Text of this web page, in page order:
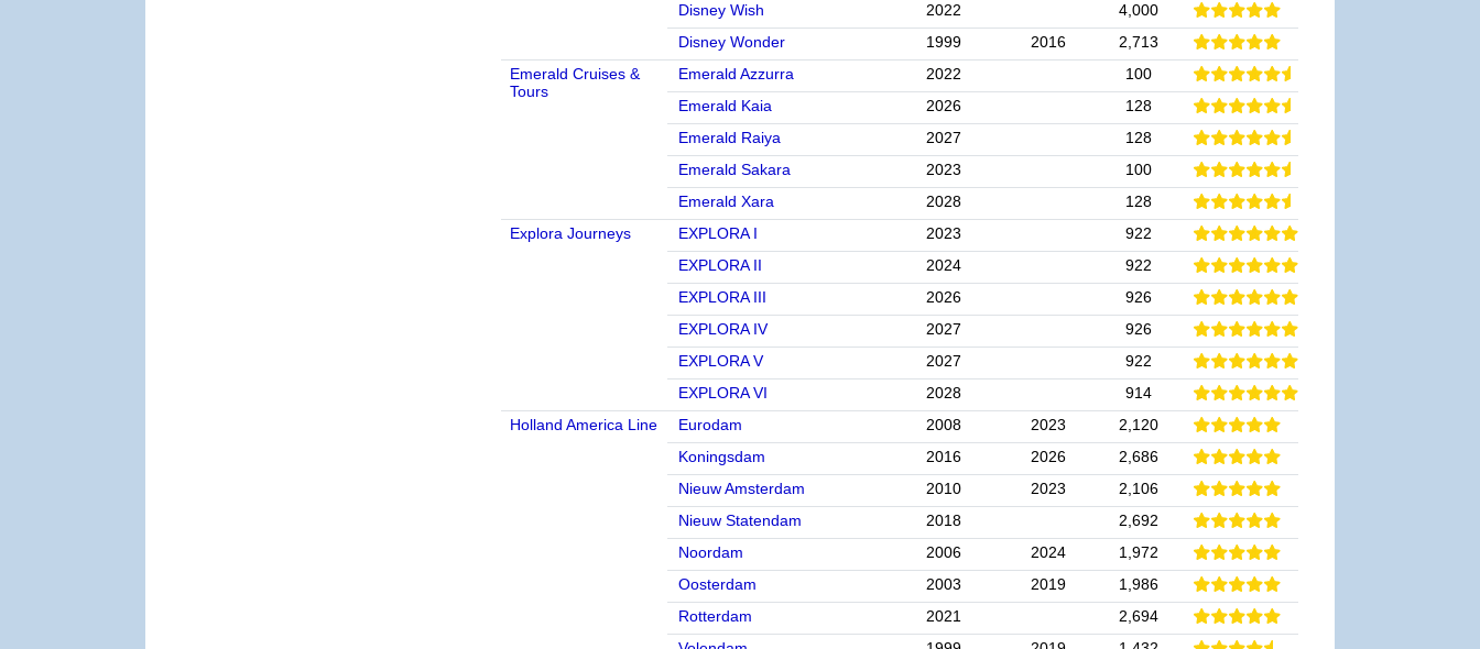
Disney Wish
2022
4,000
Disney Wonder
1999 2016
2,713
Emerald Cruises &
Tours
Emerald Azzurra 2022
100
Emerald Kaia
2026
128
Emerald Raiya
2027
128
Emerald Sakara
2023
100
Emerald Xara
2028
128
Explora Journeys
EXPLORA I 2023
922
EXPLORA II
2024
922
EXPLORA III
2026
926
EXPLORA IV
2027
926
EXPLORA V
2027
922
EXPLORA VI
2028
914
Holland America Line
Eurodam 2008 2023
2,120
Koningsdam
2016 2026
2,686
Nieuw Amsterdam
2010 2023
2,106
Nieuw Statendam
2018
2,692
Noordam
2006 2024
1,972
Oosterdam
2003 2019
1,986
Rotterdam
2021
2,694